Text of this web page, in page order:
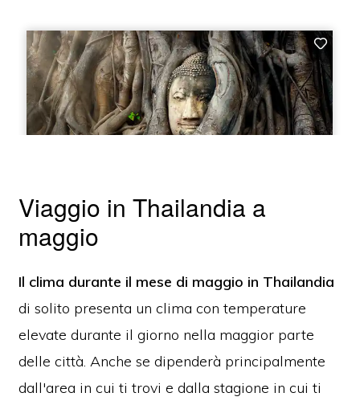
Viaggio in Thailandia a
maggio
Il clima durante il mese di maggio in Thailandia
di solito presenta un clima con temperature
elevate durante il giorno nella maggior parte
delle città.Anche se dipenderà principalmente
dall'area in cui ti trovi e dalla stagione in cui ti